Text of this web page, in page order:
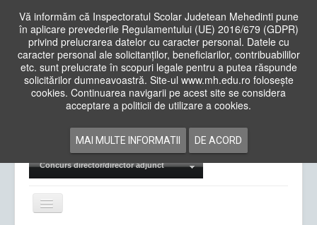
Vă informăm că Inspectoratul Scolar Judetean Mehedinti pune
în aplicare prevederile Regulamentului (UE) 2016/679 (GDPR)
privind prelucrarea datelor cu caracter personal. Datele cu
caracter personal ale solicitanților, beneficiarilor, contribuabililor
etc. sunt prelucrate în scopuri legale pentru a putea răspunde
solicitărilor dumneavoastră. Site-ul www.mh.edu.ro folosește
cookies. Continuarea navigarii pe acest site se considera
acceptare a politicii de utilizare a cookies.
MAI MULTE INFORMATII DE ACORD
Cauta
in
siteAcasa Cadre Didactice
Examene Naționale
Concurs director/director adjunct
Comută
navigarea